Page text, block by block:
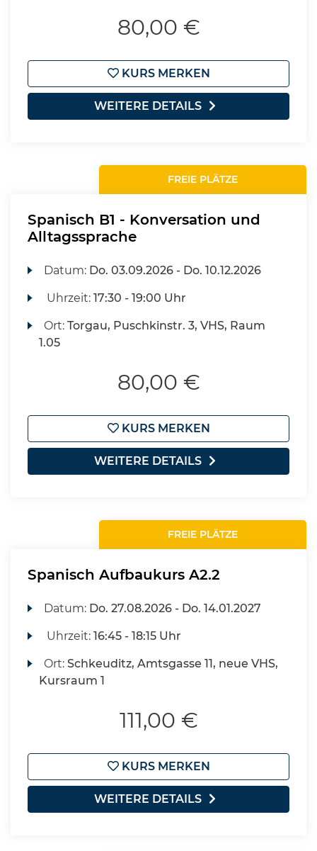
80,00 €
KURS MERKEN
WEITERE DETAILS
FREIE PLÄTZE
Spanisch B1 - Konversation und
Alltagssprache
Datum: Do. 03.09.2026 - Do. 10.12.2026
Uhrzeit:17:30 - 19:00 Uhr
Ort:Torgau, Puschkinstr. 3, VHS, Raum
1.05
80,00 €
KURS MERKEN
WEITERE DETAILS
FREIE PLÄTZE
Spanisch Aufbaukurs A2.2
Datum: Do. 27.08.2026 - Do. 14.01.2027
Uhrzeit:16:45 - 18:15 Uhr
Ort:Schkeuditz, Amtsgasse 11, neue VHS,
Kursraum 1
111,00 €
KURS MERKEN
WEITERE DETAILS